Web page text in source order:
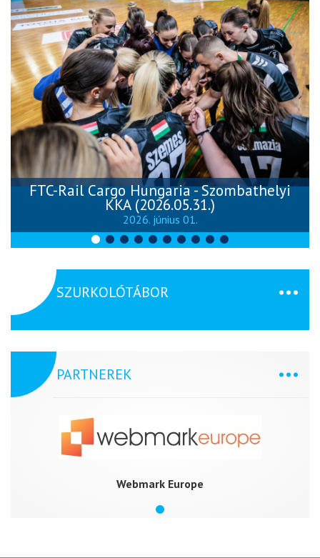
FTC-Rail Cargo Hungaria - Szombathelyi
KKA (2026.05.31.)
2026. június 01.
SZURKOLÓTÁBOR
PARTNEREK
Webmark Europe